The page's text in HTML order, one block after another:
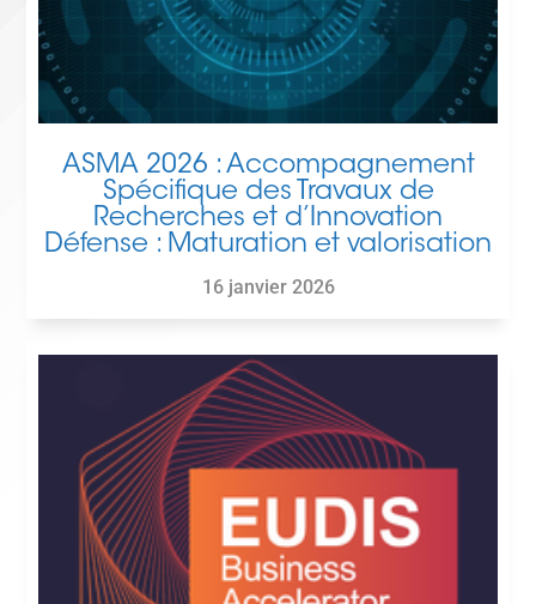
ASMA 2026 : Accompagnement
Spécifique des Travaux de
Recherches et d’Innovation
Défense : Maturation et valorisation
16 janvier 2026